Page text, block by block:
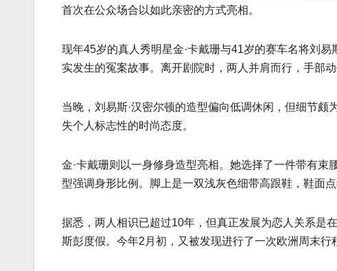
首次在公众场合以如此亲密的方式亮相。
现年45岁的真人秀明星金·卡戴珊与41岁的赛车名将刘
实发生的冤案故事。离开剧院时，两人并肩而行，手部
当晚，刘易斯·汉密尔顿的造型偏向低调休闲，但细节
失个人标志性的时尚态度。
金·卡戴珊则以一身修身造型亮相。她选择了一件带有
型强调身形比例。脚上是一双浅灰色细带高跟鞋，鞋面
据悉，两人相识已超过10年，但真正发展为恋人关系是
斯彭度假。今年2月初，又被发现进行了一次欧洲周末行